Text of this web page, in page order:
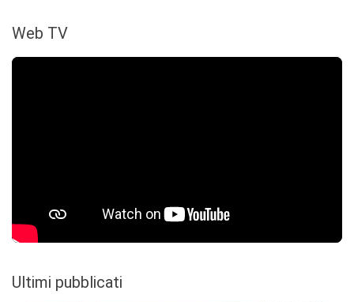
Web TV
Ultimi pubblicati